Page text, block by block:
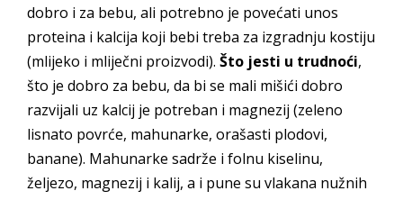
dobro i za bebu, ali potrebno je povećati unos
proteina i kalcija koji bebi treba za izgradnju kostiju
(mlijeko i mliječni proizvodi). Što jesti u trudnoći,
što je dobro za bebu, da bi se mali mišići dobro
razvijali uz kalcij je potreban i magnezij (zeleno
lisnato povrće, mahunarke, orašasti plodovi,
banane). Mahunarke sadrže i folnu kiselinu,
željezo, magnezij i kalij, a i pune su vlakana nužnih